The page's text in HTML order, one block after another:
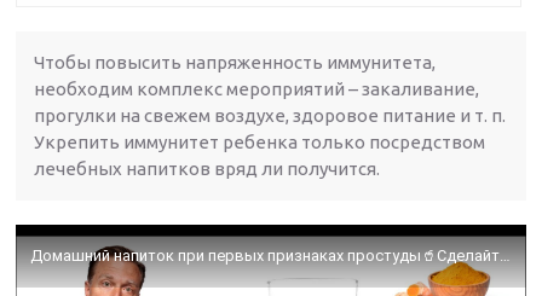
Чтобы повысить напряженность иммунитета,
необходим комплекс мероприятий – закаливание,
прогулки на свежем воздухе, здоровое питание и т. п.
Укрепить иммунитет ребенка только посредством
лечебных напитков вряд ли получится.
Домашний напиток при первых признаках простуды🥤Сделайте сами